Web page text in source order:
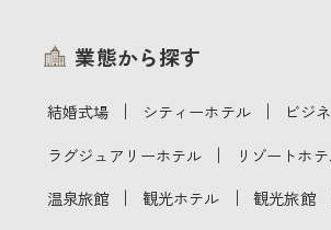
業態から探す
結婚式場 ｜ シティーホテル ｜ ビジ
ラグジュアリーホテル ｜ リゾートホ
温泉旅館 ｜ 観光ホテル ｜ 観光旅館